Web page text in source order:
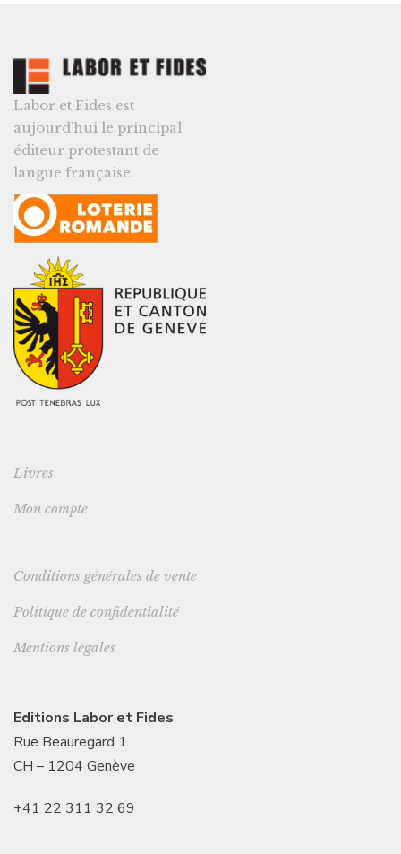
Labor et Fides est
aujourd’hui le principal
éditeur protestant de
langue française.
Livres
Mon compte
Conditions générales de vente
Politique de confidentialité
Mentions légales
Editions Labor et Fides
Rue Beauregard 1
CH – 1204 Genève
+41 22 311 32 69